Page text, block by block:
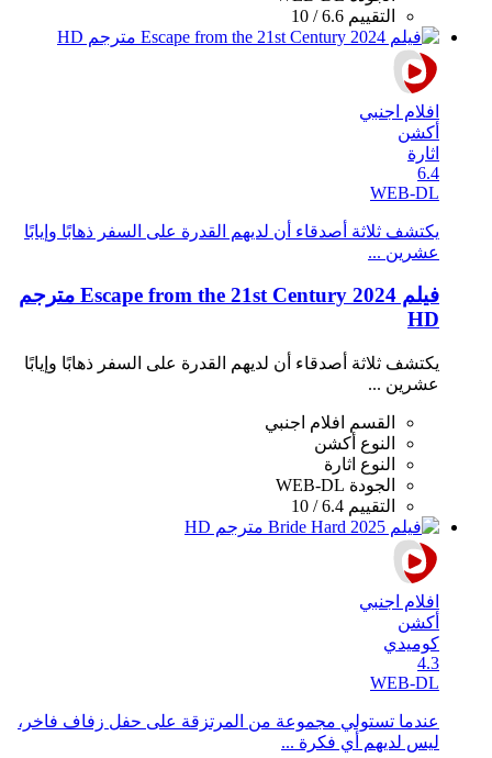
التقييم 6.6 / 10
افلام اجنبي
أكشن
اثارة
6.4
WEB-DL
يكتشف ثلاثة أصدقاء أن لديهم القدرة على السفر ذهابًا وإيابًا
عشرين ...
فيلم Escape from the 21st Century 2024 مترجم
HD
يكتشف ثلاثة أصدقاء أن لديهم القدرة على السفر ذهابًا وإيابًا
عشرين ...
القسم
افلام اجنبي
النوع أكشن
النوع اثارة
الجودة WEB-DL
التقييم 6.4 / 10
افلام اجنبي
أكشن
كوميدي
4.3
WEB-DL
عندما تستولي مجموعة من المرتزقة على حفل زفاف فاخر،
ليس لديهم أي فكرة ...